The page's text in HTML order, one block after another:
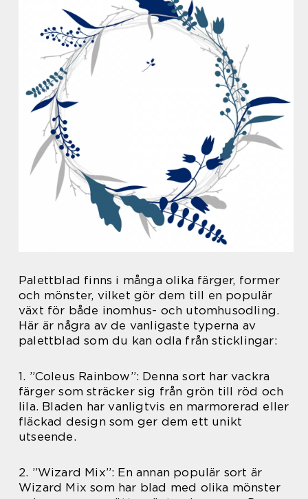
Palettblad finns i många olika färger, former
och mönster, vilket gör dem till en populär
växt för både inomhus- och utomhusodling.
Här är några av de vanligaste typerna av
palettblad som du kan odla från sticklingar:
1. ”Coleus Rainbow”: Denna sort har vackra
färger som sträcker sig från grön till röd och
lila. Bladen har vanligtvis en marmorerad eller
fläckad design som ger dem ett unikt
utseende.
2. ”Wizard Mix”: En annan populär sort är
Wizard Mix som har blad med olika mönster